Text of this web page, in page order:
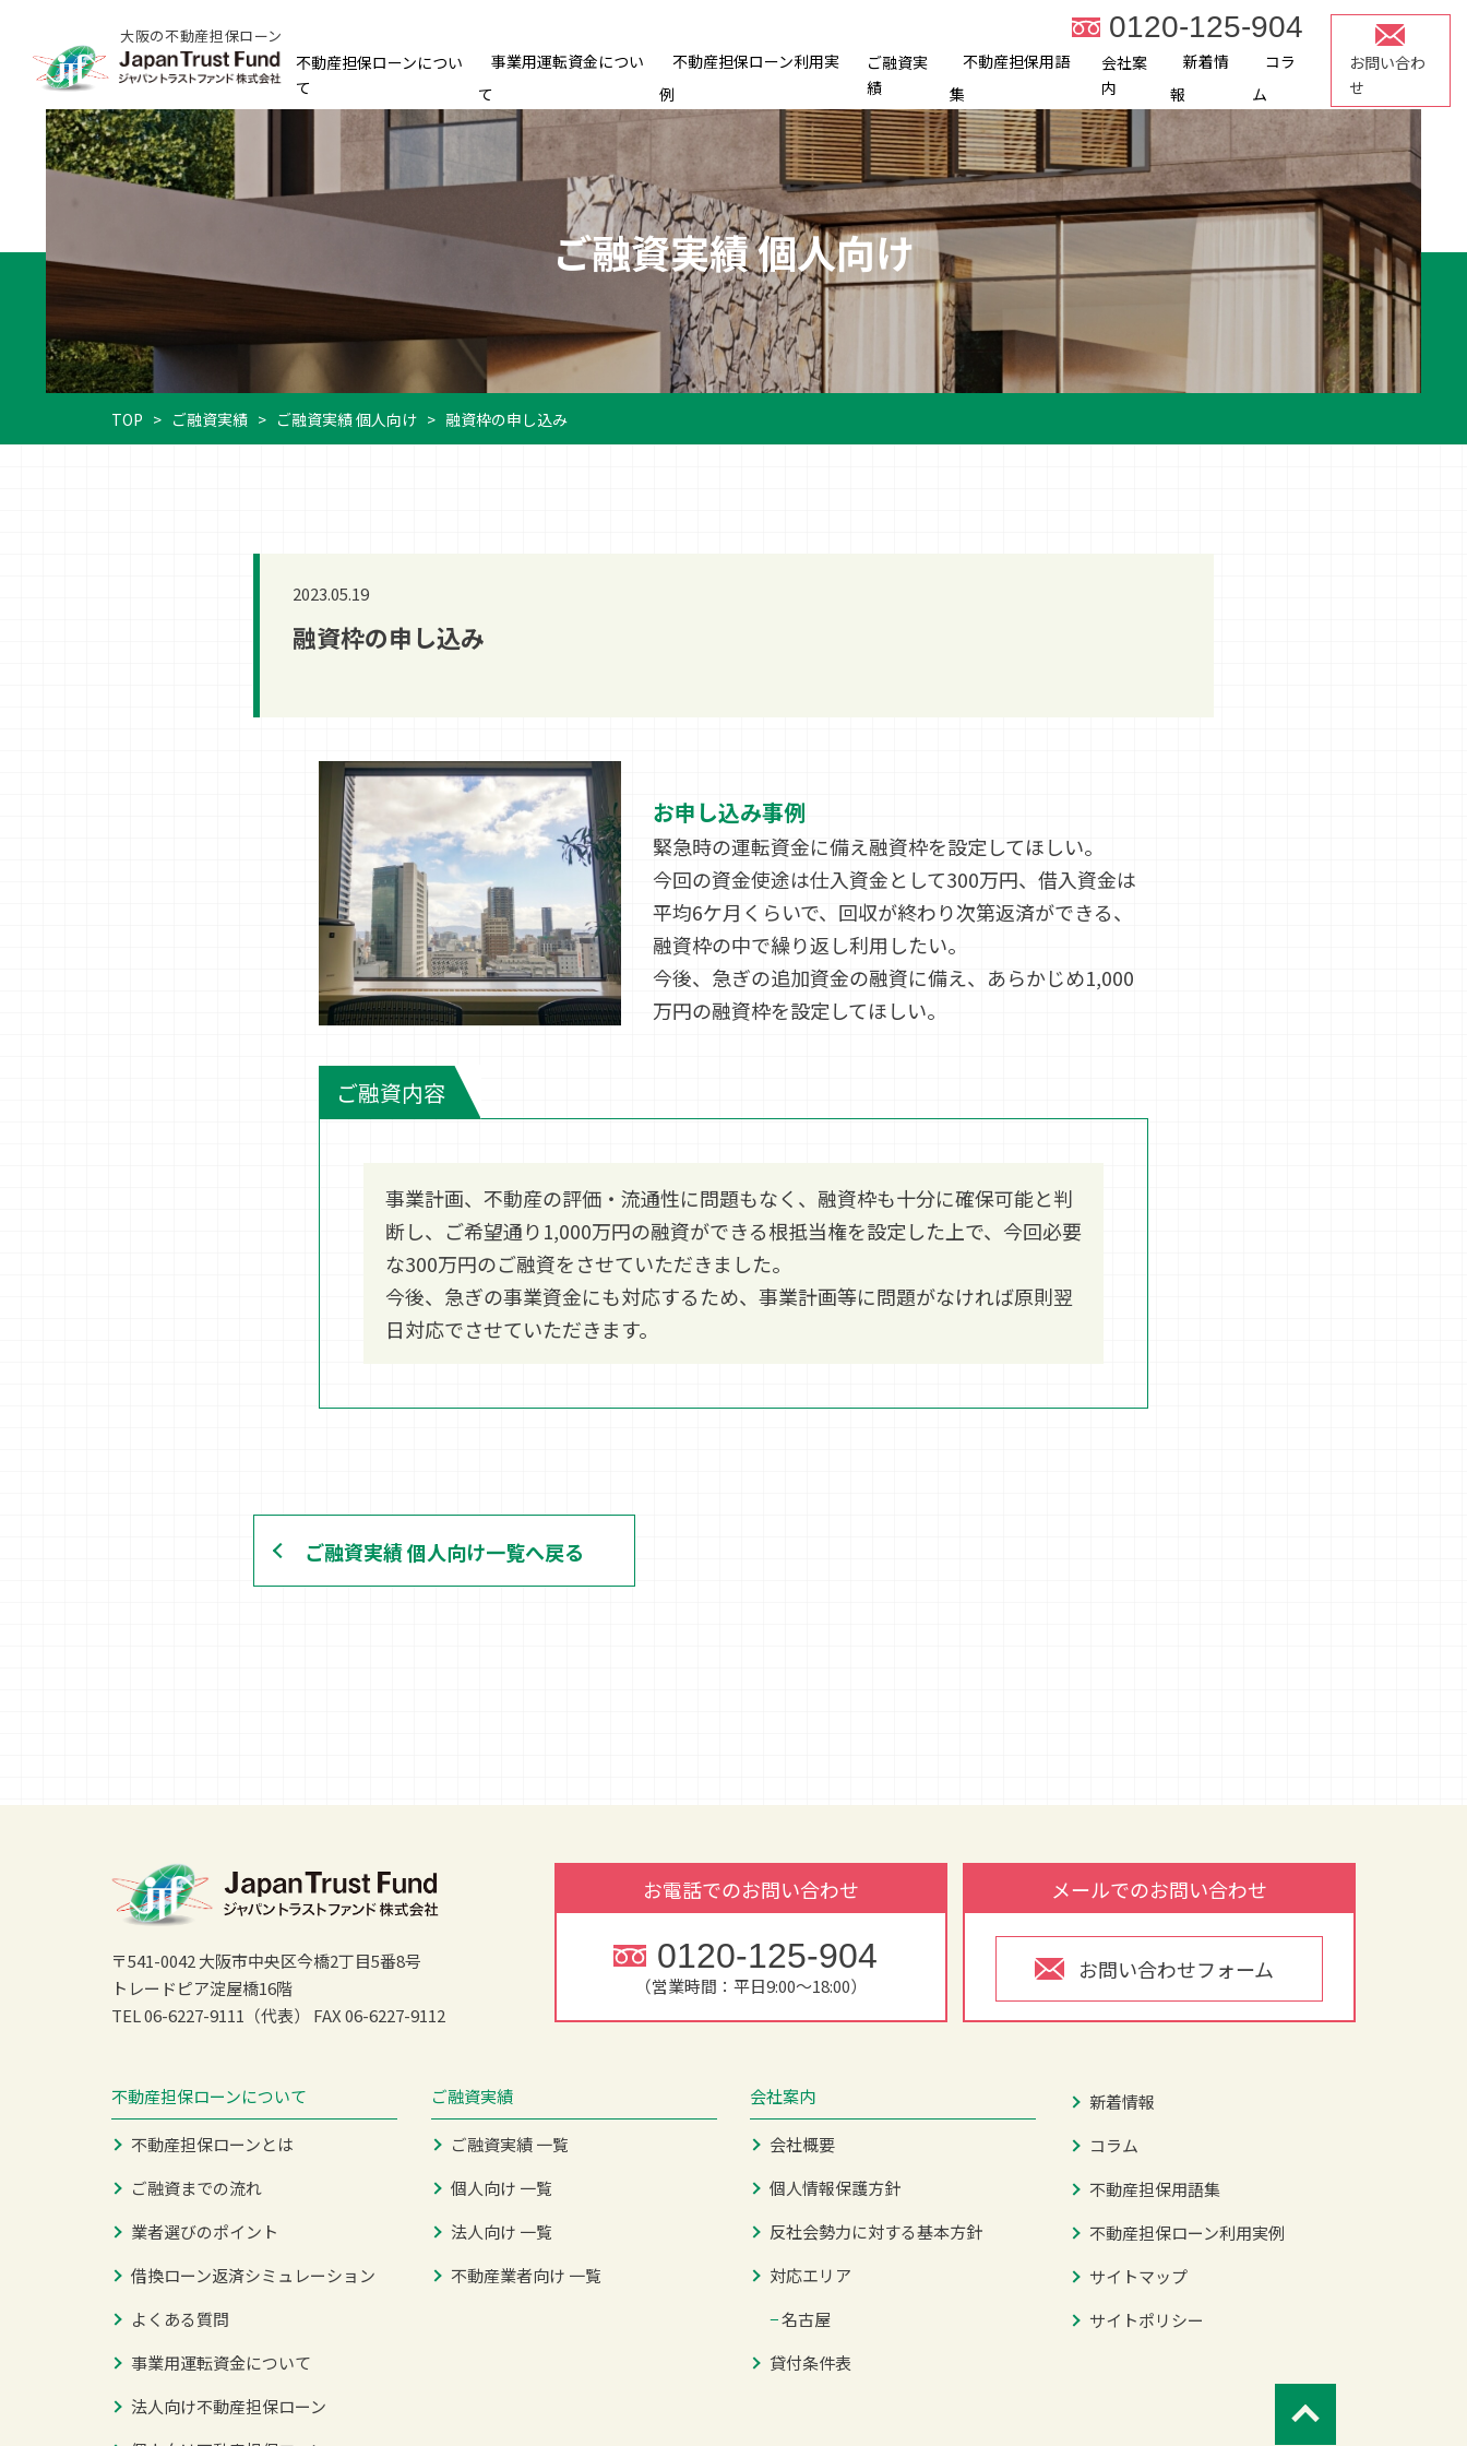
大阪の不動産担保ローン 0120-125-904
不動産担保ローンについ
て
事業用運転資金につい
て
不動産担保ローン利用実
例
ご融資実
績
不動産担保用語
集
会社案
内
新着情
報
コラ
ム
お問い合わ
せ
ご融資実績 個人向け
TOP > ご融資実績 > ご融資実績 個人向け > 融資枠の申し込み
2023.05.19
融資枠の申し込み
お申し込み事例
緊急時の運転資金に備え融資枠を設定してほしい。
今回の資金使途は仕入資金として300万円、借入資金は
平均6ケ月くらいで、回収が終わり次第返済ができる、
融資枠の中で繰り返し利用したい。
今後、急ぎの追加資金の融資に備え、あらかじめ1,000
万円の融資枠を設定してほしい。
ご融資内容
事業計画、不動産の評価・流通性に問題もなく、融資枠も十分に確保可能と判
断し、ご希望通り1,000万円の融資ができる根抵当権を設定した上で、今回必要
な300万円のご融資をさせていただきました。
今後、急ぎの事業資金にも対応するため、事業計画等に問題がなければ原則翌
日対応でさせていただきます。
ご融資実績 個人向け一覧へ戻る
〒541-0042 大阪市中央区今橋2丁目5番8号
トレードピア淀屋橋16階
TEL 06-6227-9111（代表）
FAX 06-6227-9112
お電話でのお問い合わせ
0120-125-904
（営業時間：平日9:00～18:00）
メールでのお問い合わせ
お問い合わせフォーム
不動産担保ローンについて
不動産担保ローンとは
ご融資までの流れ
業者選びのポイント
借換ローン返済シミュレーション
よくある質問
事業用運転資金について
法人向け不動産担保ローン
ご融資実績
ご融資実績 一覧
個人向け 一覧
法人向け 一覧
不動産業者向け 一覧
会社案内
会社概要
個人情報保護方針
反社会勢力に対する基本方針
対応エリア
−名古屋
貸付条件表
新着情報
コラム
不動産担保用語集
不動産担保ローン利用実例
サイトマップ
サイトポリシー